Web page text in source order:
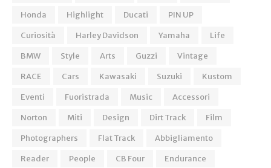
Honda
Highlight Ducati
PIN UP
Curiosità
Harley Davidson Yamaha
Life
BMW
Style Arts Guzzi
Vintage
RACE
Cars Kawasaki Suzuki
Kustom
Eventi
Fuoristrada Music
Accessori
Norton
Miti Design Dirt Track
Film
Photographers
Flat Track
Abbigliamento
Reader
People CB Four
Endurance